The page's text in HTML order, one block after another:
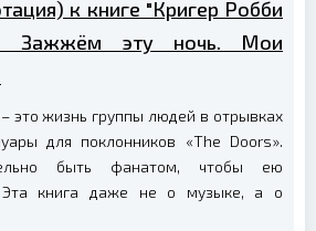
к книге "Кригер Робби
Зажжём эту ночь. Мои
это жизнь группы людей в отрывках
для поклонников «The Doors».
быть фанатом, чтобы ею
Эта книга даже не о музыке, а о